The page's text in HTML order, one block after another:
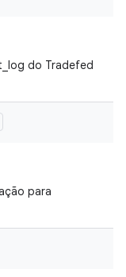
do Tradefed
para